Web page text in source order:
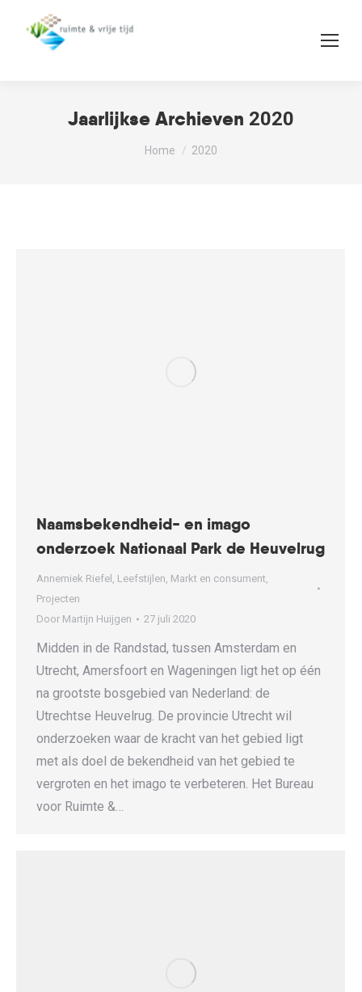
Jaarlijkse Archieven 2020
Je bent hier:
Home 2020
Naamsbekendheid- en imago
onderzoek Nationaal Park de Heuvelrug
Annemiek Riefel , Leefstijlen, Markt en consument,
Projecten
Door Martijn Huijgen 27 juli 2020
Midden in de Randstad, tussen Amsterdam en
Utrecht, Amersfoort en Wageningen ligt het op één
na grootste bosgebied van Nederland: de
Utrechtse Heuvelrug. De provincie Utrecht wil
onderzoeken waar de kracht van het gebied ligt
met als doel de bekendheid van het gebied te
vergroten en het imago te verbeteren. Het Bureau
voor Ruimte &…